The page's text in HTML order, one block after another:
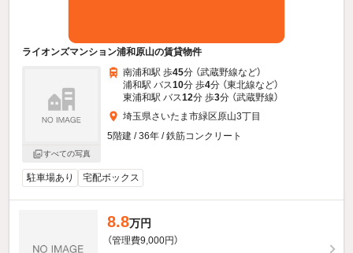
ライオンズマンション浦和原山の賃貸物件
すべての写真
南浦和駅 歩45分 （武蔵野線など）
浦和駅 バス10分 歩4分 （東北線など）
東浦和駅 バス12分 歩3分 （武蔵野線）
埼玉県さいたま市緑区原山3丁目
5階建 / 36年 / 鉄筋コンクリート
駐車場あり 宅配ボックス
8.8万円
（管理費9,000円）